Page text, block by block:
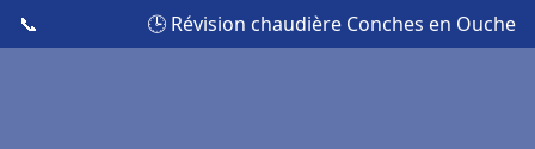
📞 🕒 Révision chaudière Conches en Ouche